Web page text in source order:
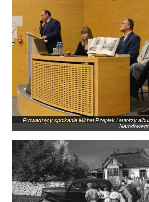
Prowadzący spotkanie Michał Rzepiak i autorzy